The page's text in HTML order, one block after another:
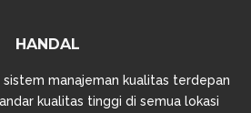
HANDAL
manajeman kualitas terdepan
kualitas tinggi di semua lokasi